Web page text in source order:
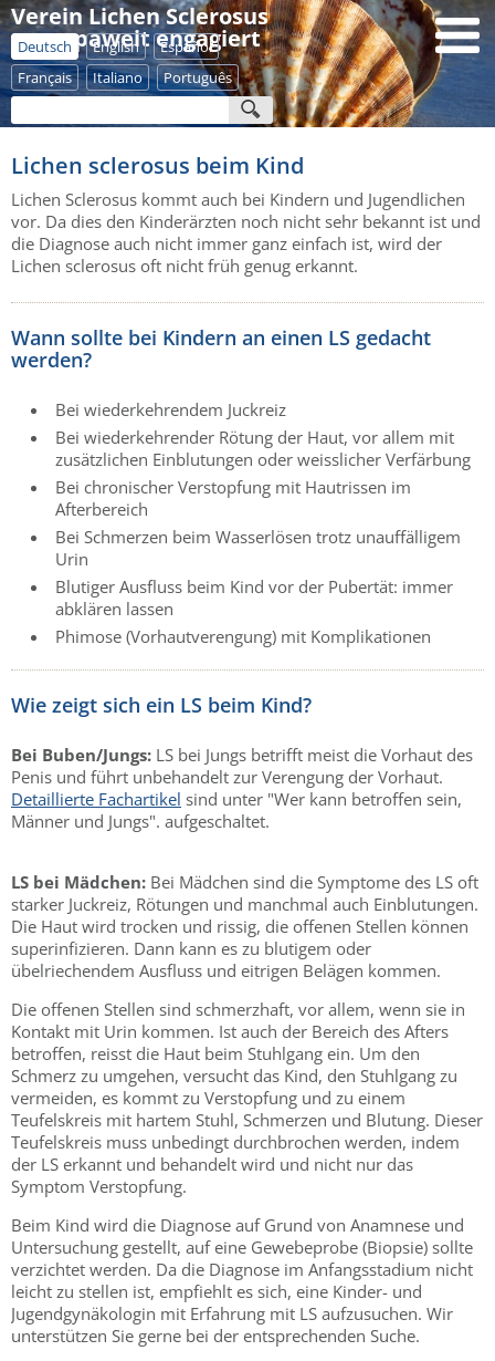
Verein Lichen Sclerosus
- europaweit engagiert
Deutsch English
Español
Français
Italiano Português
Lichen sclerosus beim Kind
Lichen Sclerosus kommt auch bei Kindern und Jugendlichen
vor. Da dies den Kinderärzten noch nicht sehr bekannt ist und
die Diagnose auch nicht immer ganz einfach ist, wird der
Lichen sclerosus oft nicht früh genug erkannt.
Wann sollte bei Kindern an einen LS gedacht
werden?
Bei wiederkehrendem Juckreiz
Bei wiederkehrender Rötung der Haut, vor allem mit
zusätzlichen Einblutungen oder weisslicher Verfärbung
Bei chronischer Verstopfung mit Hautrissen im
Afterbereich
Bei Schmerzen beim Wasserlösen trotz unauffälligem
Urin
Blutiger Ausfluss beim Kind vor der Pubertät: immer
abklären lassen
Phimose (Vorhautverengung) mit Komplikationen
Wie zeigt sich ein LS beim Kind?
Bei Buben/Jungs: LS bei Jungs betrifft meist die Vorhaut des
Penis und führt unbehandelt zur Verengung der Vorhaut.
Detaillierte Fachartikel sind unter "Wer kann betroffen sein,
Männer und Jungs". aufgeschaltet.
LS bei Mädchen: Bei Mädchen sind die Symptome des LS oft
starker Juckreiz, Rötungen und manchmal auch Einblutungen.
Die Haut wird trocken und rissig, die offenen Stellen können
superinfizieren. Dann kann es zu blutigem oder
übelriechendem Ausfluss und eitrigen Belägen kommen.
Die offenen Stellen sind schmerzhaft, vor allem, wenn sie in
Kontakt mit Urin kommen. Ist auch der Bereich des Afters
betroffen, reisst die Haut beim Stuhlgang ein. Um den
Schmerz zu umgehen, versucht das Kind, den Stuhlgang zu
vermeiden, es kommt zu Verstopfung und zu einem
Teufelskreis mit hartem Stuhl, Schmerzen und Blutung. Dieser
Teufelskreis muss unbedingt durchbrochen werden, indem
der LS erkannt und behandelt wird und nicht nur das
Symptom Verstopfung.
Beim Kind wird die Diagnose auf Grund von Anamnese und
Untersuchung gestellt, auf eine Gewebeprobe (Biopsie) sollte
verzichtet werden. Da die Diagnose im Anfangsstadium nicht
leicht zu stellen ist, empfiehlt es sich, eine Kinder- und
Jugendgynäkologin mit Erfahrung mit LS aufzusuchen. Wir
unterstützen Sie gerne bei der entsprechenden Suche.